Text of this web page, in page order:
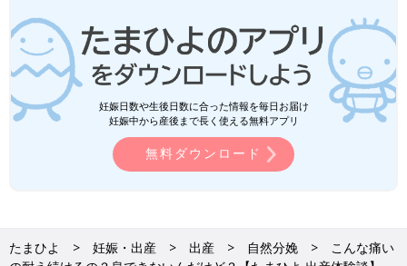
妊娠日数や生後日数に合った情報を毎日お届け
妊娠中から産後まで長く使える無料アプリ
無料ダウンロード
たまひよ 妊娠・出産 出産 自然分娩
こんな痛い